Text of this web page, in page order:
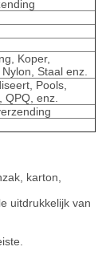
Koper,
Staal enz.
Pools,
QPQ, enz.
karton,
uitdrukkelijk van